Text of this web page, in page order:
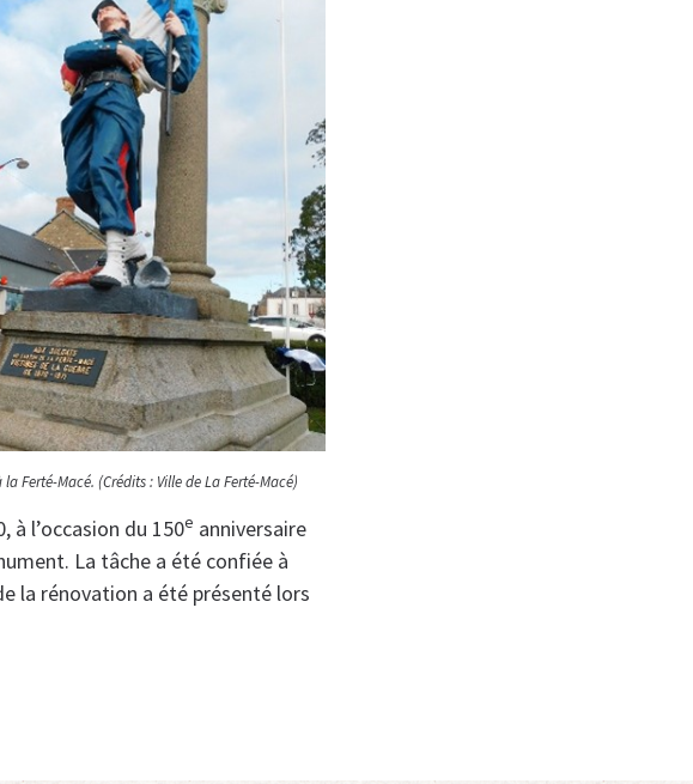
Ferté-Macé. (Crédits : Ville de La Ferté-Macé)
l’occasion du 150e anniversaire
La tâche a été confiée à
la rénovation a été présenté lors